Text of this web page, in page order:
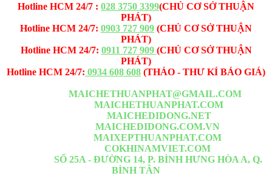
Hotline HCM 24/7 : 028 3750 3399(CHỦ CƠ SỞ THUẬN
PHÁT)
Hotline HCM 24/7: 0903 727 909 (CHỦ CƠ SỞ THUẬN
PHÁT)
Hotline HCM 24/7: 0911 727 909 (CHỦ CƠ SỞ THUẬN
PHÁT)
Hotline HCM 24/7: 0934 608 608 (THẢO - THƯ KÍ BÁO GIÁ)
MAICHETHUANPHAT@GMAIL.COM
MAICHETHUANPHAT.COM
MAICHEDIDONG.NET
MAICHEDIDONG.COM.VN
MAIXEPTHUANPHAT.COM
COKHINAMVIET.COM
SỐ 25A - ĐƯỜNG 14, P. BÌNH HƯNG HÒA A, Q.
BÌNH TÂN